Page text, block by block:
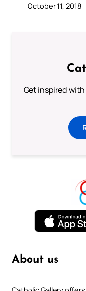
October 11, 2018
Get inspired
About us